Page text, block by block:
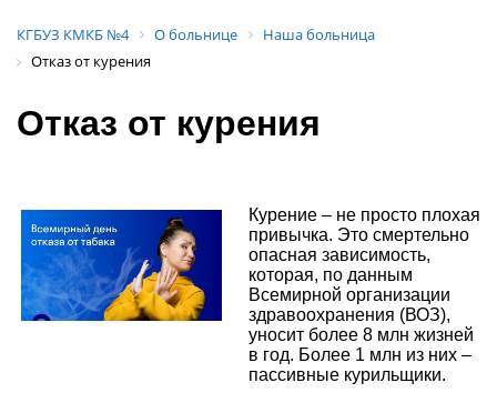
КГБУЗ КМКБ №4 О больнице
Наша больница
Отказ от курения
Отказ от курения
Курение – не просто плохая
привычка. Это смертельно
опасная зависимость,
которая, по данным
Всемирной организации
здравоохранения (ВОЗ),
уносит более 8 млн жизней
в год. Более 1 млн из них –
пассивные курильщики.